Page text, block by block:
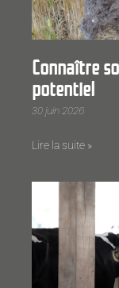
Connaître
potentiel
30 juin 2026
Lire la suite »